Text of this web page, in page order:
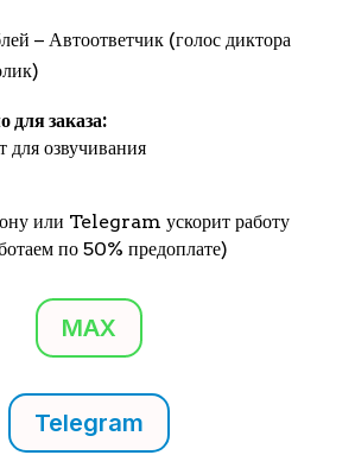
− Автоответчик (голос диктора
для заказа:
для озвучивания
или Telegram ускорит работу
по 50% предоплате)
MAX
Telegram